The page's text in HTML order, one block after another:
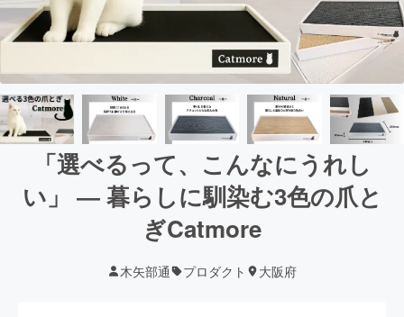
「選べるって、こんなにうれし
い」 ― 暮らしに馴染む3色の爪と
ぎCatmore
木矢部通 プロダクト 大阪府